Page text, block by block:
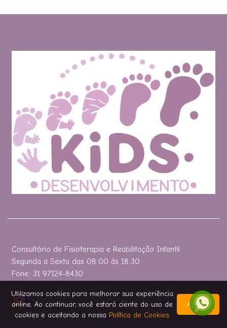
Consultório de Fisioterapia e Reabilitação Infantil
Segunda a Sexta das 08:00 às 18:30
Fone: 31 97124-8430
Utilizamos cookies para melhorar sua experiência
online. Ao continuar, você estará ciente do uso de
cookies e aceitando a nossa Política de Cookies.
Aceitar